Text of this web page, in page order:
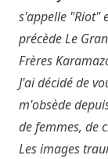
s'appelle "Riot"
précède Le
Frères
J'ai décidé de
m'obsède
de femmes, de
Les images